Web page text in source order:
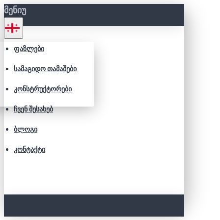
ᲛᲔᲜᲘᲣ
ᲤᲐᲖᲚᲔᲑᲘ
ᲡᲐᲛᲐᲒᲘᲓᲝ ᲗᲐᲛᲐᲨᲔᲑᲘ
ᲙᲝᲜᲡᲢᲠᲣᲥᲢᲝᲠᲔᲑᲘ
ᲩᲕᲔᲜ ᲨᲔᲡᲐᲮᲔᲑ
ᲑᲚᲝᲒᲘ
ᲙᲝᲜᲢᲐᲥᲢᲘ